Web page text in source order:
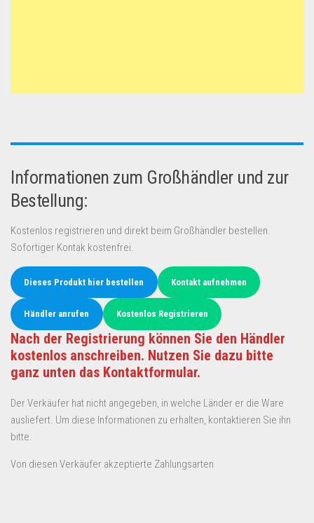
Informationen zum Großhändler und zur
Bestellung:
Kostenlos registrieren und direkt beim Großhändler bestellen.
Sofortiger Kontak kostenfrei.
Dieses Produkt hier bestellen Kontakt aufnehmen
Händler anrufen Kostenlos Registrieren
Nach der Registrierung können Sie den Händler
kostenlos anschreiben. Nutzen Sie dazu bitte
ganz unten das Kontaktformular.
Der Verkäufer hat nicht angegeben, in welche Länder er die Ware
ausliefert. Um diese Informationen zu erhalten, kontaktieren Sie ihn
bitte.
Von diesen Verkäufer akzeptierte Zahlungsarten